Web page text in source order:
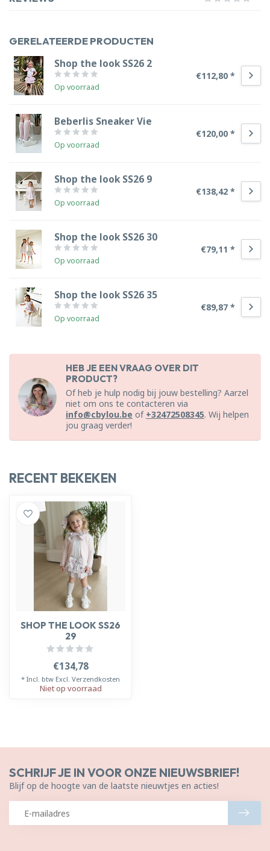
GERELATEERDE PRODUCTEN
Shop the look SS26 2
Op voorraad
€112,80 *
Beberlis Sneaker Vie
Op voorraad
€120,00 *
Shop the look SS26 9
Op voorraad
€138,42 *
Shop the look SS26 30
Op voorraad
€79,11 *
Shop the look SS26 35
Op voorraad
€89,87 *
HEB JE EEN VRAAG OVER DIT
PRODUCT?
Of heb je hulp nodig bij jouw bestelling? Aarzel
niet om ons te contacteren via
info@cbylou.be of +32472508345. Wij helpen
jou graag verder!
RECENT BEKEKEN
SHOP THE LOOK SS26
29
€134,78
* Incl. btw Excl. Verzendkosten
Niet op voorraad
SCHRIJF JE IN VOOR ONZE NIEUWSBRIEF!
Blijf op de hoogte van de laatste nieuwtjes en acties!